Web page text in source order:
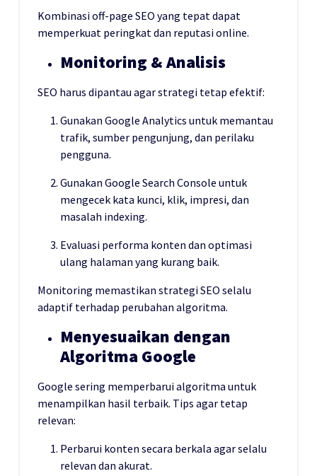
Kombinasi off-page SEO yang tepat dapat
memperkuat peringkat dan reputasi online.
Monitoring & Analisis
SEO harus dipantau agar strategi tetap efektif:
Gunakan Google Analytics untuk memantau
trafik, sumber pengunjung, dan perilaku
pengguna.
Gunakan Google Search Console untuk
mengecek kata kunci, klik, impresi, dan
masalah indexing.
Evaluasi performa konten dan optimasi
ulang halaman yang kurang baik.
Monitoring memastikan strategi SEO selalu
adaptif terhadap perubahan algoritma.
Menyesuaikan dengan
Algoritma Google
Google sering memperbarui algoritma untuk
menampilkan hasil terbaik. Tips agar tetap
relevan:
Perbarui konten secara berkala agar selalu
relevan dan akurat.